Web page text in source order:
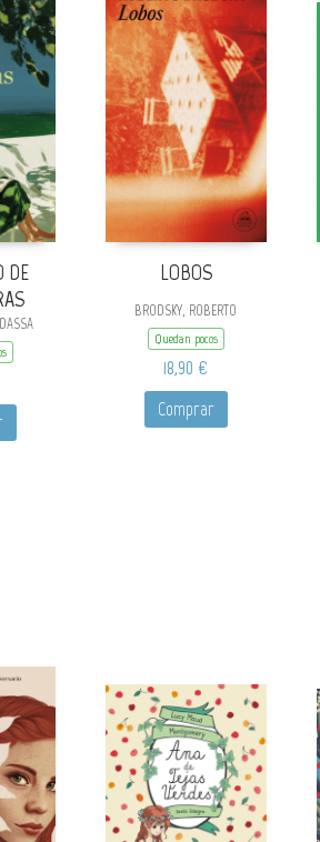
DE
LOBOS
BRODSKY, ROBERTO
Quedan pocos
18,90 €
Comprar